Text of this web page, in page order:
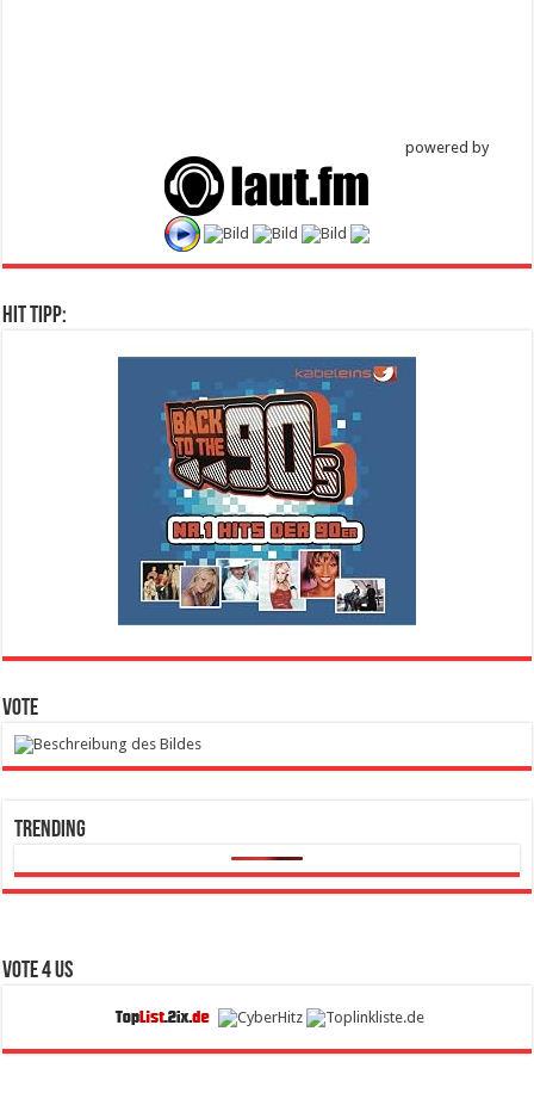
powered by
Hit Tipp:
Vote
Trending
Vote 4 Us